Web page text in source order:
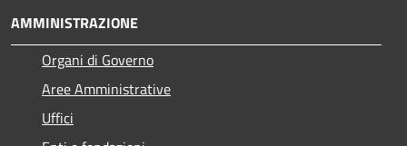
AMMINISTRAZIONE
Organi di Governo
Aree Amministrative
Uffici